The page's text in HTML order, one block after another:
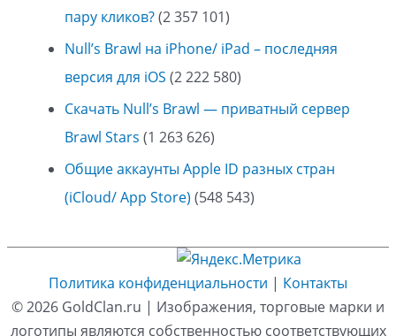
пару кликов?(2 357 101)
Null’s Brawl на iPhone/ iPad – последняя
версия для iOS (2 222 580)
Скачать Null’s Brawl — приватный сервер
Brawl Stars (1 263 626)
Общие аккаунты Apple ID разных стран
(iCloud/ App Store) (548 543)
Политика конфиденциальности | Контакты
© 2026 GoldClan.ru | Изображения, торговые марки и
логотипы являются собственностью соответствующих